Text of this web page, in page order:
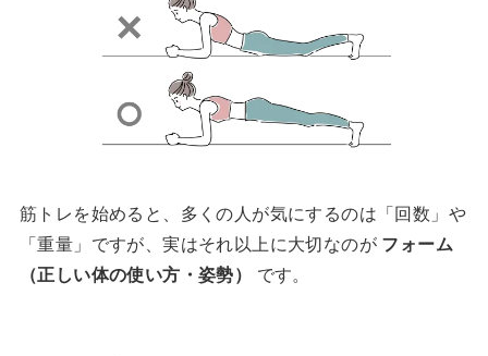
筋トレを始めると、多くの人が気にするのは「回数」や
「重量」ですが、実はそれ以上に大切なのが フォーム
（正しい体の使い方・姿勢）
です。